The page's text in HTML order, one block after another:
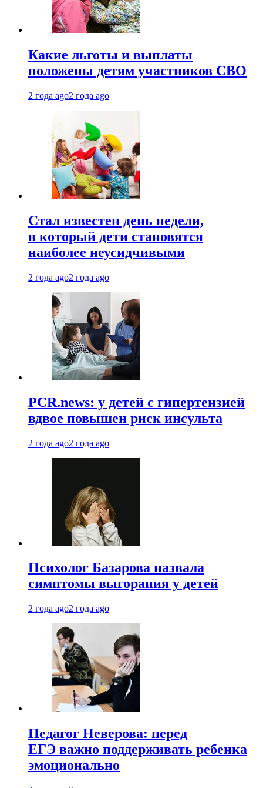
Какие льготы и выплаты
положены детям участников СВО
2 года ago2 года ago
Стал известен день недели,
в который дети становятся
наиболее неусидчивыми
2 года ago2 года ago
PCR.news: у детей с гипертензией
вдвое повышен риск инсульта
2 года ago2 года ago
Психолог Базарова назвала
симптомы выгорания у детей
2 года ago2 года ago
Педагог Неверова: перед
ЕГЭ важно поддерживать ребенка
эмоционально